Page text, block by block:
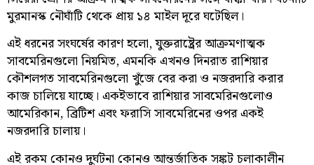
মুরমানস্ক নৌঘাঁটি থেকে প্রায় ১৪ মাইল দূরে ঘটেছিল।
এই ধরনের সংঘর্ষের কারণ হলো, যুক্তরাষ্ট্রের আক্রমণাত্মক
সাবমেরিনগুলো নিয়মিত, এমনকি এখনও দিনরাত রাশিয়ার
কৌশলগত সাবমেরিনগুলো খুঁজে বের করা ও নজরদারি করার
কাজ চালিয়ে যাচ্ছে। একইভাবে রাশিয়ার সাবমেরিনগুলোও
আমেরিকান, ব্রিটিশ এবং ফরাসি সাবমেরিনের ওপর একই
নজরদারি চালায়।
এই রকম কোনও দুর্ঘটনা কোনও আন্তর্জাতিক সঙ্কট চলাকালীন